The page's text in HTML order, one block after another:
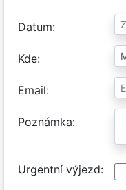
Datum
Kde
Email
Poznámka
Urgentní výjezd